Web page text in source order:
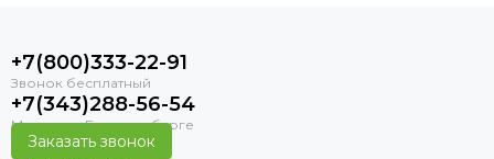
+7(800)333-22-91
+7(343)288-56-54
Заказать звонок